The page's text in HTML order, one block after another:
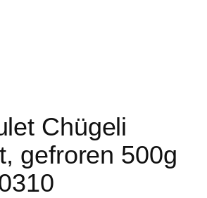
Chügeli
gefroren 500g